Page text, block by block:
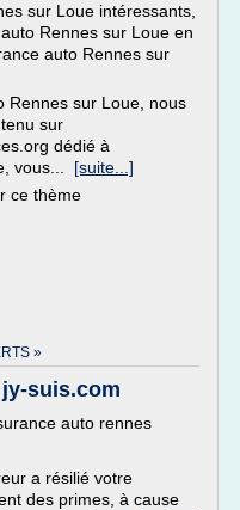
sur Loue intéressants,
Rennes sur Loue en
auto Rennes sur
Rennes sur Loue, nous
sur
dédié à
vous... [suite...]
ce thème
»
suis.com
auto rennes
a résilié votre
des primes, à cause